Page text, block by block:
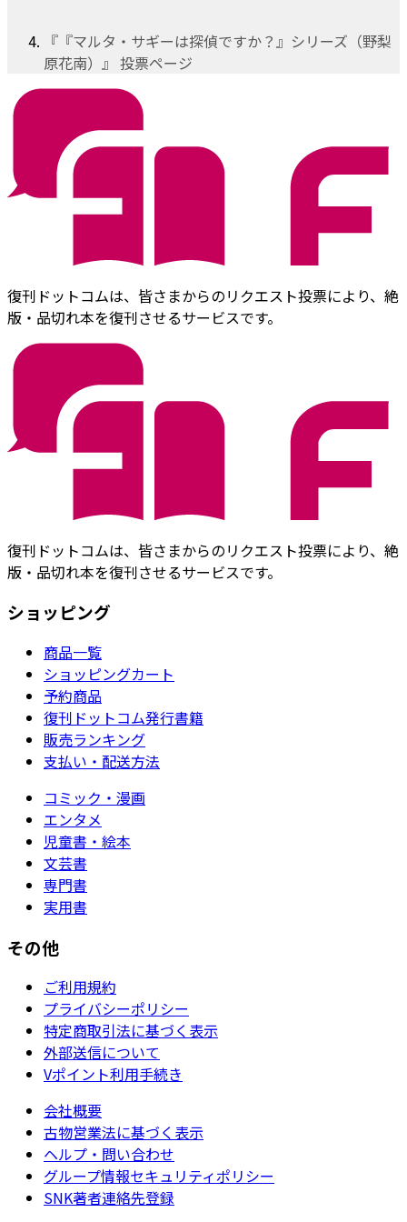
『『マルタ・サギーは探偵ですか？』シリーズ（野梨
原花南）』 投票ページ
復刊ドットコムは、皆さまからのリクエスト投票により、絶
版・品切れ本を復刊させるサービスです。
復刊ドットコムは、皆さまからのリクエスト投票により、絶
版・品切れ本を復刊させるサービスです。
ショッピング
商品一覧
ショッピングカート
予約商品
復刊ドットコム発行書籍
販売ランキング
支払い・配送方法
コミック・漫画
エンタメ
児童書・絵本
文芸書
専門書
実用書
その他
ご利用規約
プライバシーポリシー
特定商取引法に基づく表示
外部送信について
Vポイント利用手続き
会社概要
古物営業法に基づく表示
ヘルプ・問い合わせ
グループ情報セキュリティポリシー
SNK著者連絡先登録